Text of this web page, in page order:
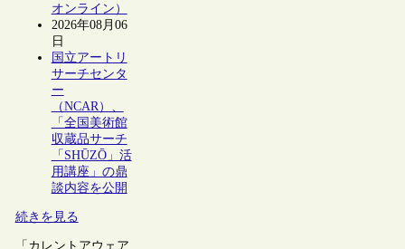
オンライン）
2026年08月06
日
国立アートリ
サーチセンタ
ー
（NCAR）、
「全国美術館
収蔵品サーチ
「SHŪZŌ」活
用講座」の鼎
談内容を公開
続きを見る
「カレントアウェア